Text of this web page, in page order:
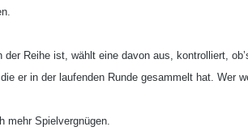
Reihe ist, wählt eine davon aus, kontrolliert,
er in der laufenden Runde gesammelt hat. Wer
mehr Spielvergnügen.